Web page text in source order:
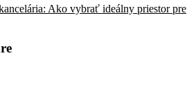
Ako vybrať ideálny priestor pre